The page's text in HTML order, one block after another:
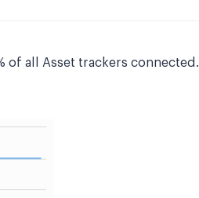
of all Asset trackers connected.